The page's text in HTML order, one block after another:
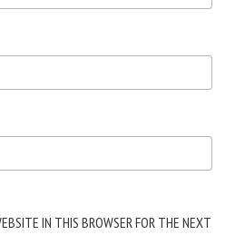
IN THIS BROWSER FOR THE NEXT